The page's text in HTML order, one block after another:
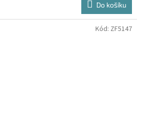
Do košíku
Kód: ZF5147